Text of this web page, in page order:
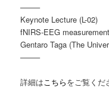
——–
Keynote Lecture (L-02)
fNIRS-EEG
Gentaro Taga (The
——–
詳細はこちらをご覧くだ